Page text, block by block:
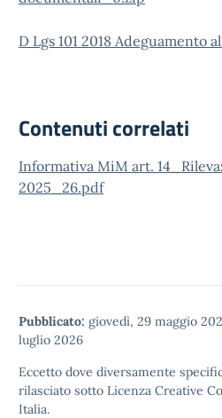
D Lgs 101 2018 Adeguamento
Contenuti correlati
Informativa MiM art.
2025_26.pdf
Pubblicato: giovedì, 29 maggio
luglio 2026
Eccetto dove diversamente
rilasciato sotto Licenza Creative
Italia.